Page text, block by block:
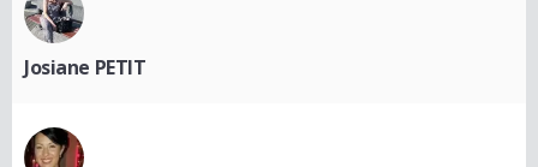
Josiane PETIT